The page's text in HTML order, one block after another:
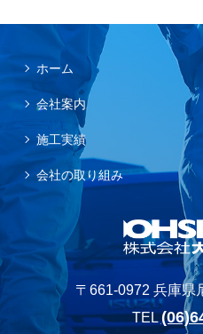
ホーム
会社案内
施工実績
会社の取り組み
〒661-0972 兵庫県
TEL